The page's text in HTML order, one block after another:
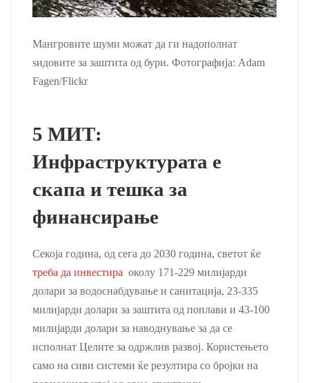
Мангровите шуми можат да ги надополнат
ѕидовите за заштита од бури. Фотографија: Adam
Fagen/Flickr
5 МИТ:
Инфраструктурата е
скапа и тешка за
финансирање
Секоја година, од сега до 2030 година, светот ќе
треба да инвестира околу 171-229 милијарди
долари за водоснабдување и санитација, 23-335
милијарди долари за заштита од поплави и 43-100
милијарди долари за наводнување за да се
исполнат Целите за одржлив развој. Користењето
само на сиви системи ќе резултира со бројки на